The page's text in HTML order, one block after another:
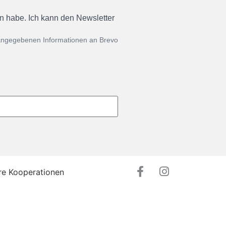
habe. Ich kann den Newsletter
Informationen an Brevo
Kooperationen